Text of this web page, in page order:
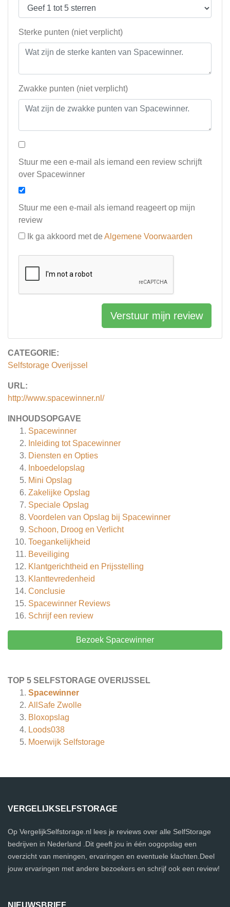
CATEGORIE:
Selfstorage Overijssel
URL:
http://www.spacewinner.nl/
INHOUDSOPGAVE
Spacewinner
Inleiding tot Spacewinner
Diensten en Opties
Inboedelopslag
Mini Opslag
Zakelijke Opslag
Speciale Opslag
Voordelen van Opslag bij Spacewinner
Schoon, Droog en Verlicht
Toegankelijkheid
Beveiliging
Klantgerichtheid en Prijsstelling
Klanttevredenheid
Conclusie
Spacewinner Reviews
Schrijf een review
Bezoek Spacewinner
TOP 5 SELFSTORAGE OVERIJSSEL
Spacewinner
AllSafe Zwolle
Bloxopslag
Loods038
Moerwijk Selfstorage
Sterke punten (niet verplicht)
Zwakke punten (niet verplicht)
Stuur me een e-mail als iemand een review schrijft
over Spacewinner
Stuur me een e-mail als iemand reageert op mijn
review
Ik ga akkoord met de Algemene Voorwaarden
Verstuur mijn review
VERGELIJKSELFSTORAGE
Op VergelijkSelfstorage.nl lees je reviews over alle SelfStorage
bedrijven in Nederland .Dit geeft jou in één oogopslag een
overzicht van meningen, ervaringen en eventuele klachten.Deel
jouw ervaringen met andere bezoekers en schrijf ook een review!